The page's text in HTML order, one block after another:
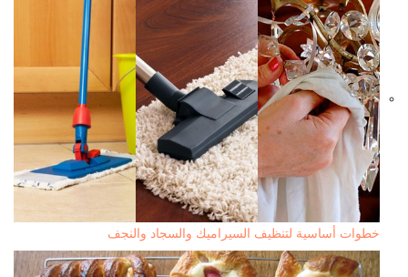
خطوات أساسية لتنظيف السيراميك والسجاد والنجف